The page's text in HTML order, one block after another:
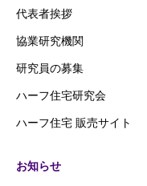
代表者挨拶
協業研究機関
研究員の募集
ハーフ住宅研究会
ハーフ住宅 販売サイト
お知らせ